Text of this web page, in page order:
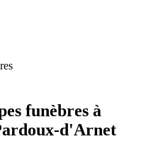
funèbres à
d'Arnet